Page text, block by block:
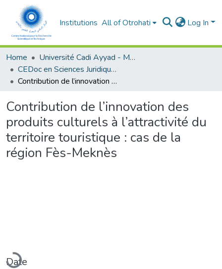
Institutions All of Otrohati Log In
Home
Université Cadi Ayyad - Marrakech
CEDoc en Sciences Juridiques, Economiques, Sociales et de Gestion (CED - SJESG)
Contribution de l’innovation des produits culturels à l’attractivité du territoire touristique : cas de la région Fès-Meknès
Contribution de l’innovation des
produits culturels à l’attractivité du
territoire touristique : cas de la
région Fès-Meknès
Date